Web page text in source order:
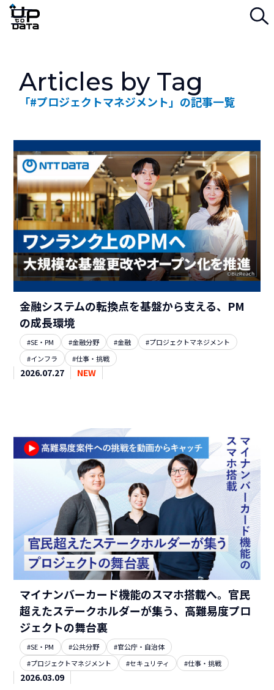
Menu
Articles by Tag
「#プロジェクトマネジメント」の記事一覧
金融システムの転換点を基盤から支える、PM
の成長環境
#SE・PM #金融分野 #金融
#プロジェクトマネジメント
#インフラ
#仕事・挑戦
2026.07.27 NEW
マイナンバーカード機能のスマホ搭載へ。官民
超えたステークホルダーが集う、高難易度プロ
ジェクトの舞台裏
#SE・PM #公共分野
#官公庁・自治体
#プロジェクトマネジメント
#セキュリティ #仕事・挑戦
2026.03.09